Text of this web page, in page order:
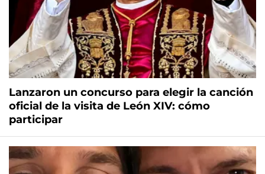
Lanzaron un concurso para elegir la canción
oficial de la visita de León XIV: cómo
participar